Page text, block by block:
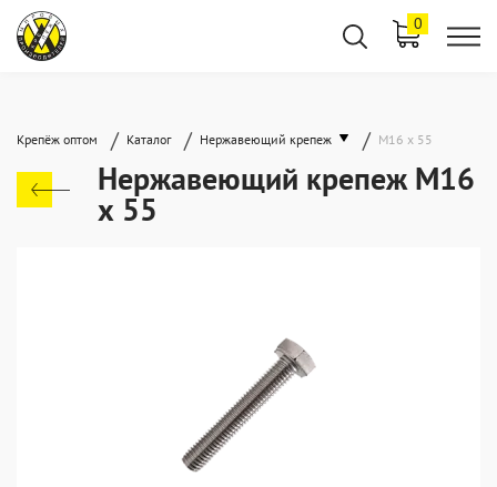
0
Крепёж оптом / Каталог / Нержавеющий крепеж / М16 х 55
Нержавеющий крепеж М16
х 55